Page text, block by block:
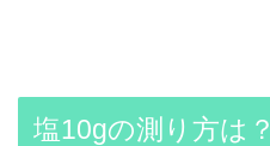
塩10gの測り方は？